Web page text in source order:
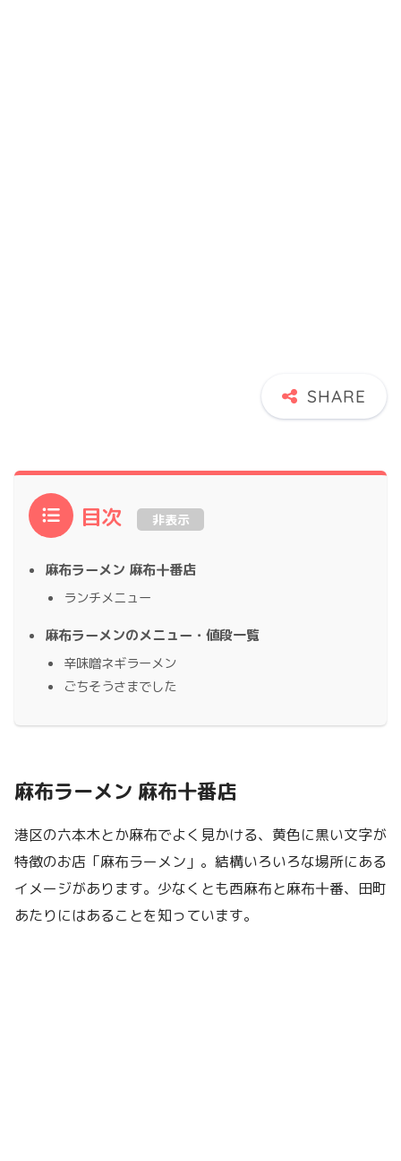
目次 非表示
麻布ラーメン 麻布十番店
ランチメニュー
麻布ラーメンのメニュー・値段一覧
辛味噌ネギラーメン
ごちそうさまでした
麻布ラーメン 麻布十番店
港区の六本木とか麻布でよく見かける、黄色に黒い文字が
特徴のお店「麻布ラーメン」。結構いろいろな場所にある
イメージがあります。少なくとも西麻布と麻布十番、田町
あたりにはあることを知っています。